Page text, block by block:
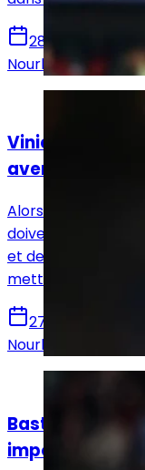
28 juillet 2026
Nourhane Haroui
Vinicius Jr, une
avenir au Real
Alors que les
doivent reprendre,
et de Liverpool. Le
mettre fin aux
27 juillet 2026
Nourhane Haroui
Bastoni au
impossible ?